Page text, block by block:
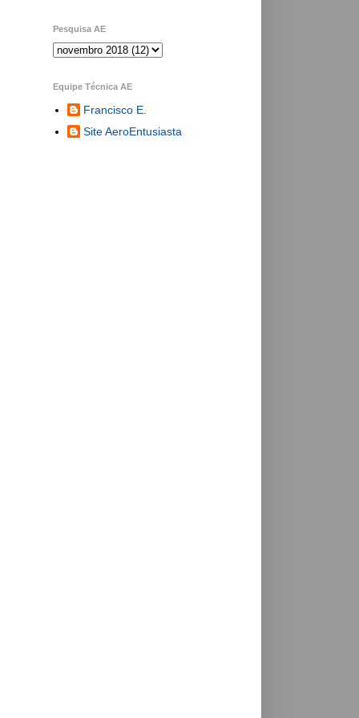
Pesquisa AE
Equipe Técnica AE
Francisco E.
Site AeroEntusiasta